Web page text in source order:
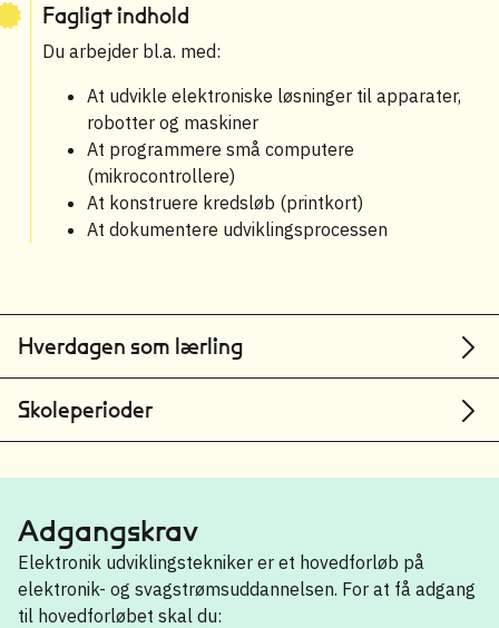
Fagligt indhold
Du arbejder bl.a. med:
At udvikle elektroniske løsninger til apparater,
robotter og maskiner
At programmere små computere
(mikrocontrollere)
At konstruere kredsløb (printkort)
At dokumentere udviklingsprocessen
Hverdagen som lærling
Skoleperioder
Adgangskrav
Elektronik udviklingstekniker er et hovedforløb på
elektronik- og svagstrømsuddannelsen. For at få adgang
til hovedforløbet skal du: